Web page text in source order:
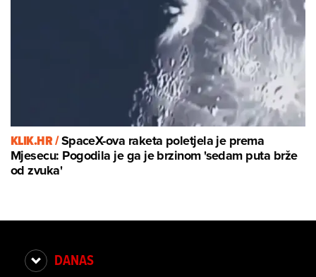
KLIK.HR /SpaceX-ova raketa poletjela je prema
Mjesecu: Pogodila je ga je brzinom 'sedam puta brže
od zvuka'
DANAS